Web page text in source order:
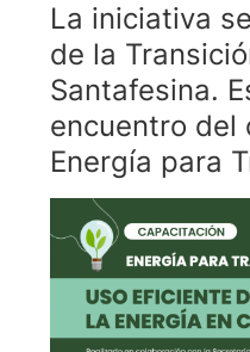
La iniciativa
de la
Santafesina.
encuentro del
Energía para